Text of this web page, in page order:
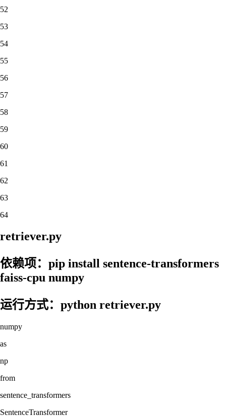
52
53
54
55
56
57
58
59
60
61
62
63
64
retriever.py
依赖项：pip install sentence-transformers
faiss-cpu numpy
运行方式：python retriever.py
numpy
as
np
from
sentence_transformers
SentenceTransformer